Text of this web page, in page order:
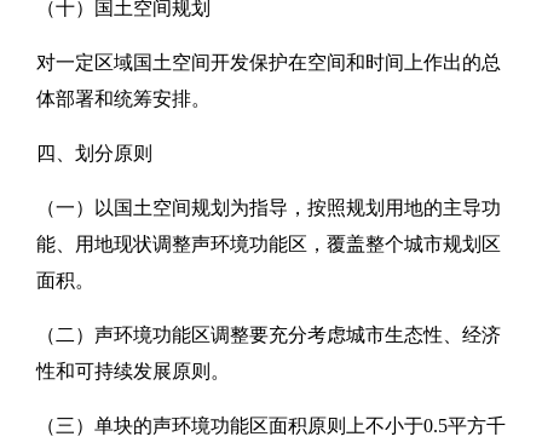
（十）国土空间规划
对一定区域国土空间开发保护在空间和时间上作出的总
体部署和统筹安排。
四、划分原则
（一）以国土空间规划为指导，按照规划用地的主导功
能、用地现状调整声环境功能区，覆盖整个城市规划区
面积。
（二）声环境功能区调整要充分考虑城市生态性、经济
性和可持续发展原则。
（三）单块的声环境功能区面积原则上不小于0.5平方千